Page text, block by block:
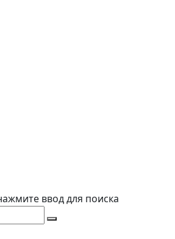
ввод для поиска